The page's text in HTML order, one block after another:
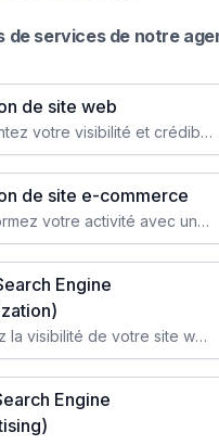
de services de notre
de site web
Augmentez votre visibilité et crédibilité en ligne avec un site web performant, conçu pour attirer plus de clients.
de site e-commerce
Transformez votre activité avec une boutique en ligne, accessible à l'échelle mondiale 24/7.
Engine
Boostez la visibilité de votre site web sur Google et attirez du trafic qualifié grâce à nos stratégies SEO.
Engine